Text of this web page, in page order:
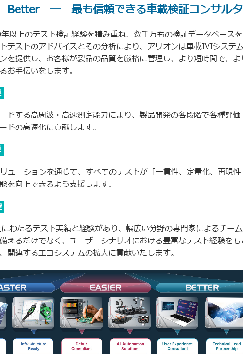
Better ― 最も信頼できる車載検証コンサル
以上のテスト検証経験を積み重ね、数千万もの検証データベース
テストのアドバイスとその分析により、アリオンは車載IVIシステ
を提供し、お客様が製品の品質を厳格に管理し、より短時間で、
お手伝いをします。
ドする高周波・高速測定能力により、製品開発の各段階で各種評
ドの高速化に貢献します。
ューションを通じて、すべてのテストが「一貫性、定量化、再現性
を向上できるよう支援します。
わたるテスト実績と経験があり、幅広い分野の専門家によるチー
えるだけでなく、ユーザーシナリオにおける豊富なテスト経験を
関連するエコシステムの拡大に貢献いたします。